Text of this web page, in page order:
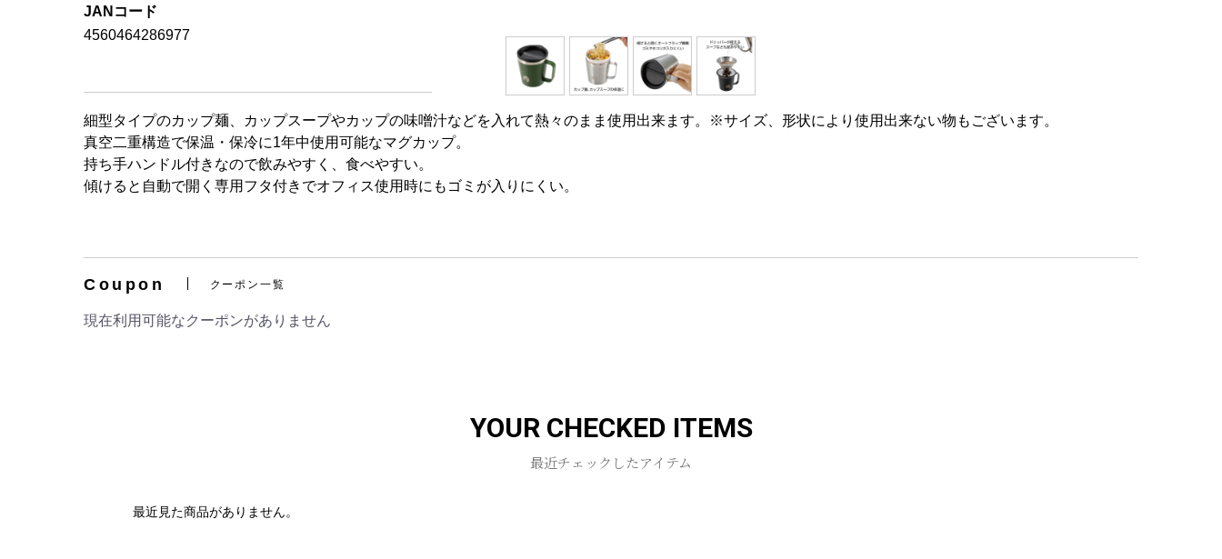
お買い物を続ける カートへ進む
JANコード
4560464286977
細型タイプのカップ麺、カップスープやカップの味噌汁などを入れて熱々のまま使用出来ます。※サイズ、形状により使用出来ない物もございます。
真空二重構造で保温・保冷に1年中使用可能なマグカップ。
持ち手ハンドル付きなので飲みやすく、食べやすい。
傾けると自動で開く専用フタ付きでオフィス使用時にもゴミが入りにくい。
Coupon クーポン一覧
現在利用可能なクーポンがありません
YOUR CHECKED ITEMS
最近チェックしたアイテム
最近見た商品がありません。